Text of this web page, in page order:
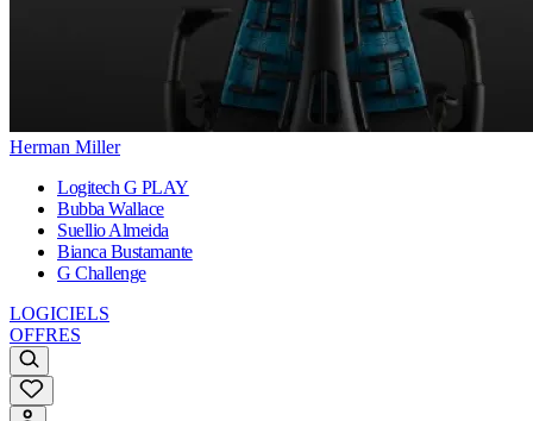
Herman Miller
Logitech G PLAY
Bubba Wallace
Suellio Almeida
Bianca Bustamante
G Challenge
LOGICIELS
OFFRES